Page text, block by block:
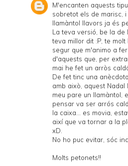
M'encanten aquests
sobretot els de marisc,
llamàntol llavors ja és
La teva versió, be la de
teva millor dit :P, te molt
segur que m'animo a
d'aquests que, per
mai he fet un arròs
De fet tinc una
amb això, aquest
meu pare un llamàntol,
pensar va ser arrós
la caixa... es movia,
així que va tornar a la
xD.
No ho puc evitar, sóc
Molts petonets!!